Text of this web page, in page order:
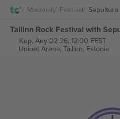
Μουσική Festival Sepultura
Tallinn Rock Festival with
Κυρ, Αυγ 02 26, 12:00 EEST
Unibet Arena, Tallinn, Estonia